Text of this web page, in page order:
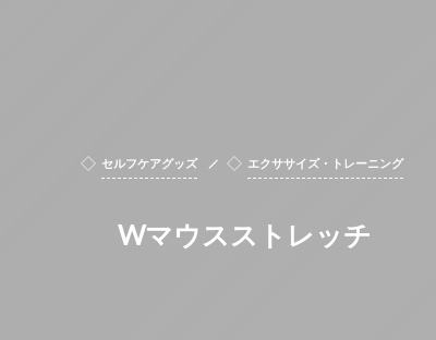
セルフケアグッズ エクササイズ・トレーニング
Wマウスストレッチ